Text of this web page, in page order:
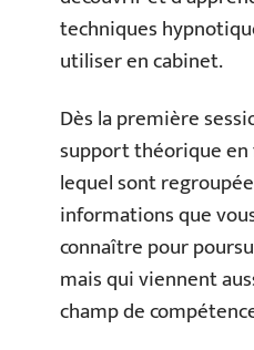
techniques
utiliser en cabinet.
Dès la première
support théorique
lequel sont
informations que
connaître pour
mais qui viennent
champ de